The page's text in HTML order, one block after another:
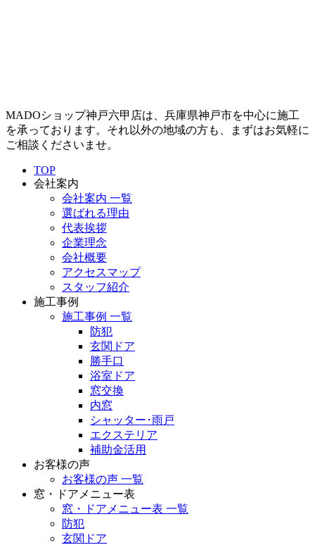
MADOショップ神戸六甲店は、兵庫県神戸市を中心に施工
を承っております。それ以外の地域の方も、まずはお気軽に
ご相談くださいませ。
TOP
会社案内
会社案内 一覧
選ばれる理由
代表挨拶
企業理念
会社概要
アクセスマップ
スタッフ紹介
施工事例
施工事例 一覧
防犯
玄関ドア
勝手口
浴室ドア
窓交換
内窓
シャッター･雨戸
エクステリア
補助金活用
お客様の声
お客様の声 一覧
窓・ドアメニュー表
窓・ドアメニュー表 一覧
防犯
玄関ドア